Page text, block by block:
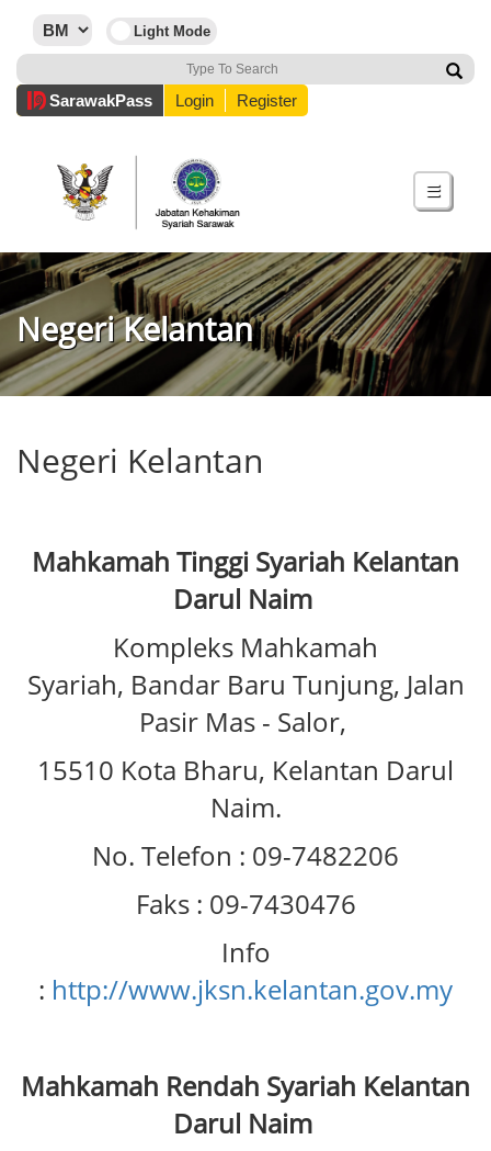
SarawakPass Login Register
☰
Negeri Kelantan
Negeri Kelantan
Mahkamah Tinggi Syariah Kelantan
Darul Naim
Kompleks Mahkamah
Syariah, Bandar Baru Tunjung, Jalan
Pasir Mas - Salor,
15510 Kota Bharu, Kelantan Darul
Naim.
No. Telefon : 09-7482206
Faks : 09-7430476
Info
: http://www.jksn.kelantan.gov.my
Mahkamah Rendah Syariah Kelantan
Darul Naim